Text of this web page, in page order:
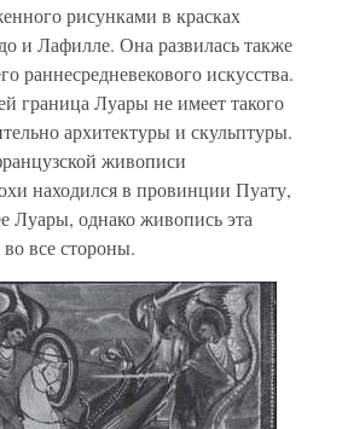
рисунками в красках
и Лафилле. Она развилась также
раннесредневекового искусства.
граница Луары не имеет такого
архитектуры и скульптуры.
живописи
находился в провинции Пуату,
Луары, однако живопись эта
во все стороны.